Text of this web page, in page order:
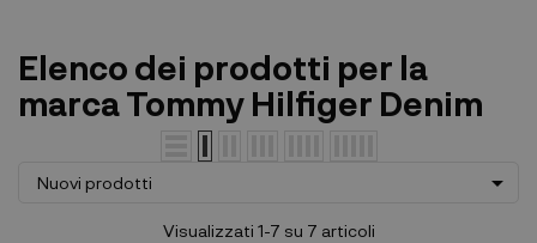
Elenco dei prodotti per la
marca Tommy Hilfiger Denim
Nuovi prodotti 
Visualizzati 1-7 su 7 articoli